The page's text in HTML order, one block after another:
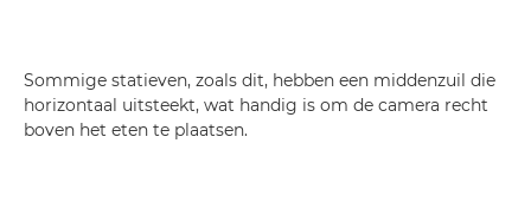
Sommige statieven, zoals dit, hebben een middenzuil die
horizontaal uitsteekt, wat handig is om de camera recht
boven het eten te plaatsen.